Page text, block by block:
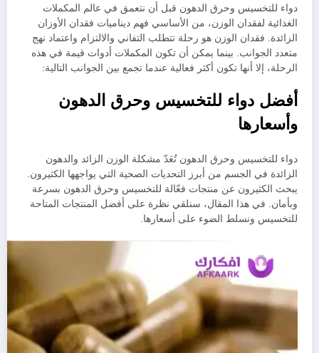
دواء للتخسيس وحرق الدهون قبل أن نتعمق في عالم المكملات
الغذائية لفقدان الوزن، من الأساسي فهم ديناميات فقدان الأوزان
الزائدة. فقدان الوزن هو رحلة تتطلب التفاني والالتزام واعتماد نهج
متعدد الجوانب. بينما يمكن أن تكون المكملات أدوات قيمة في هذه
الرحلة، إلا أنها تكون أكثر فعالية عندما تجمع بين الجوانب التالية:
أفضل دواء للتخسيس وحرق الدهون
وأسعارها
دواء للتخسيس وحرق الدهون تُعَدّ مشكلة الوزن الزائد والدهون
الزائدة في الجسم من أبرز التحديات الصحية التي يواجهها الكثيرون.
يبحث الكثيرون عن منتجات فعّالة للتخسيس وحرق الدهون بسرعة
وبأمان. في هذا المقال، سنلقي نظرة على أفضل المنتجات المتاحة
للتخسيس ونسلط الضوء على أسعارها.